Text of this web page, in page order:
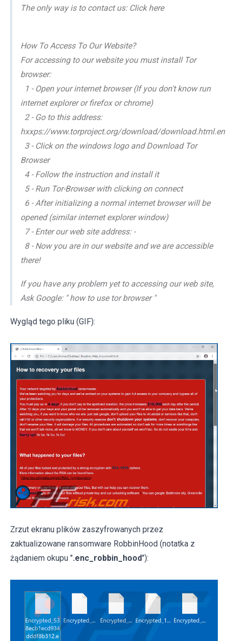
The only way is to contact us: Click here
How To Access To Our Website?
For accessing to our website you must install Tor
browser:
1 - Open your internet browser (If you don't know run
internet explorer or firefox or chrome)
2 - Go to this address:
hxxps://www.torproject.org/download/download.html.en
3 - Click on the windows logo and Download Tor
Browser
4 - Follow the instruction and install it
5 - Run Tor-Browser with clicking on connect
6 - After initializing a normal internet browser will be
opened (similar internet explorer window)
7 - Enter our web site address: -
8 - Now you are in our website and we are accessible
there!
If you have any problem yet to accessing our web site,
Ask Google: " how to use tor browser "
Wygląd tego pliku (GIF):
Zrzut ekranu plików zaszyfrowanych przez
zaktualizowane ransomware RobbinHood (notatka z
żądaniem okupu ".enc_robbin_hood"):